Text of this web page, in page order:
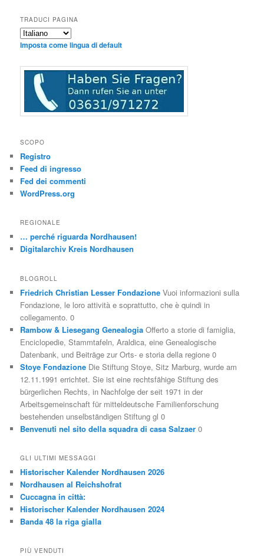
TRADUCI PAGINA
Imposta come lingua di default
SCOPO
Registro
Feed di ingresso
Fed dei commenti
WordPress.org
REGIONALE
… perché riguarda Nordhausen!
Digitalarchiv Kreis Nordhausen
BLOGROLL
Friedrich Christian Lesser Fondazione Vuoi informazioni sulla
Fondazione, le loro attività e soprattutto, che è quindi in
collegamento. 0
Rambow & Liesegang Genealogia Offerto a storie di famiglia,
Enciclopedie, Stammtafeln, Araldica, eine Genealogische
Datenbank, und Beiträge zur Orts- e storia della regione 0
Stoye Fondazione Die Stiftung Stoye, Sitz Marburg, wurde am
12.11.1991 errichtet. Sie ist eine rechtsfähige Stiftung des
bürgerlichen Rechts, in Nachfolge der seit 1971 in der
Arbeitsgemeinschaft für mitteldeutsche Familienforschung
bestehenden unselbständigen Stiftung gl 0
Benvenuti nel sito della squadra di casa Salzaer 0
GLI ULTIMI MESSAGGI
Historischer Kalender Nordhausen 2026
Nordhausen al Reichshofrat
Cuccagna in città:
Historischer Kalender Nordhausen 2024
Banda 48 la riga gialla
PIÙ VENDUTI